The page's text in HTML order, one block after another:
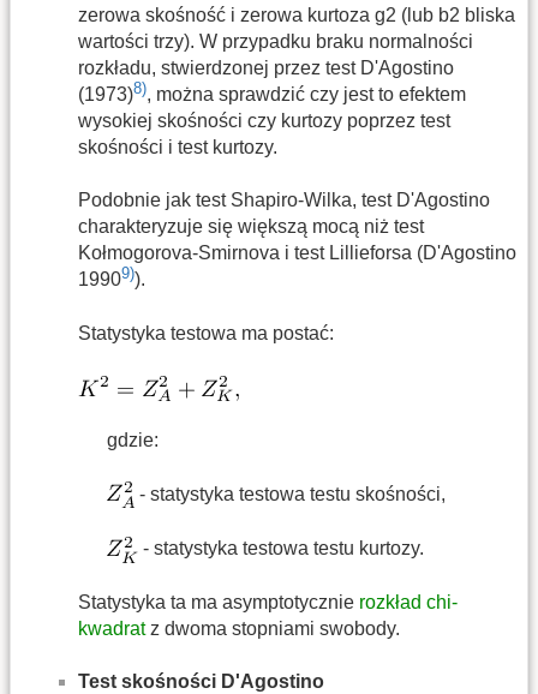
zerowa skośność i zerowa kurtoza g2 (lub b2 bliska
wartości trzy). W przypadku braku normalności
rozkładu, stwierdzonej przez test D'Agostino
(1973)8), można sprawdzić czy jest to efektem
wysokiej skośności czy kurtozy poprzez test
skośności i test kurtozy.
Podobnie jak test Shapiro-Wilka, test D'Agostino
charakteryzuje się większą mocą niż test
Kołmogorova-Smirnova i test Lillieforsa (D'Agostino
19909)).
Statystyka testowa ma postać:
gdzie:
- statystyka testowa testu skośności,
- statystyka testowa testu kurtozy.
Statystyka ta ma asymptotycznie rozkład chi-
kwadratz dwoma stopniami swobody.
Test skośności D'Agostino